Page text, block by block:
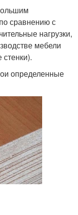
сравнению с
нагрузки,
мебели
определенные